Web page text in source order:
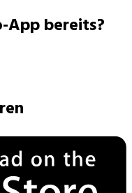
App bereits?